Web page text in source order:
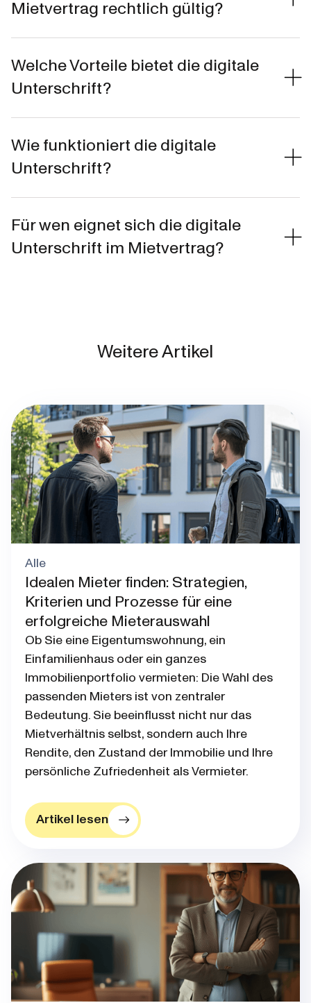
Mietvertrag rechtlich gültig?
Welche Vorteile bietet die digitale
Unterschrift?
Wie funktioniert die digitale
Unterschrift?
Für wen eignet sich die digitale
Unterschrift im Mietvertrag?
Weitere Artikel
Alle
Idealen Mieter finden: Strategien,
Kriterien und Prozesse für eine
erfolgreiche Mieterauswahl
Ob Sie eine Eigentumswohnung, ein
Einfamilienhaus oder ein ganzes
Immobilienportfolio vermieten: Die Wahl des
passenden Mieters ist von zentraler
Bedeutung. Sie beeinflusst nicht nur das
Mietverhältnis selbst, sondern auch Ihre
Rendite, den Zustand der Immobilie und Ihre
persönliche Zufriedenheit als Vermieter.
Artikel lesen